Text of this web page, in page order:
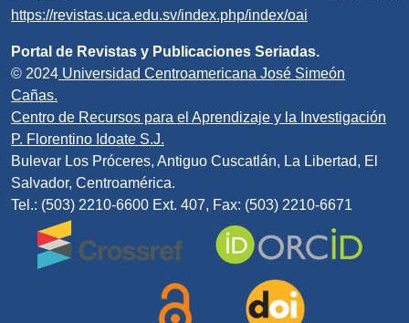
https://revistas.uca.edu.sv/index.php/index/oai
Portal de Revistas y Publicaciones Seriadas.
© 2024 Universidad Centroamericana José Simeón
Cañas.
Centro de Recursos para el Aprendizaje y la Investigación
P. Florentino Idoate S.J.
Bulevar Los Próceres, Antiguo Cuscatlán, La Libertad, El
Salvador, Centroamérica.
Tel.: (503) 2210-6600 Ext. 407, Fax: (503) 2210-6671